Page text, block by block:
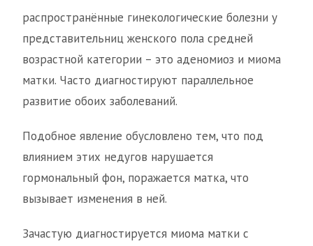
распространённые гинекологические болезни у
представительниц женского пола средней
возрастной категории – это аденомиоз и миома
матки. Часто диагностируют параллельное
развитие обоих заболеваний.
Подобное явление обусловлено тем, что под
влиянием этих недугов нарушается
гормональный фон, поражается матка, что
вызывает изменения в ней.
Зачастую диагностируется миома матки с